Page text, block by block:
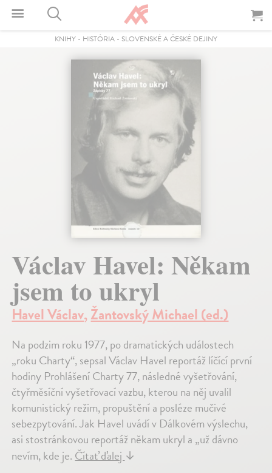
KNIHY - HISTÓRIA - SLOVENSKÉ A ČESKÉ DEJINY
Václav Havel: Někam
jsem to ukryl
Havel Václav,Žantovský Michael (ed.)
Na podzim roku 1977, po dramatických událostech
„roku Charty“, sepsal Václav Havel reportáž líčící první
hodiny Prohlášení Charty 77, následné vyšetřování,
čtyřměsíční vyšetřovací vazbu, kterou na něj uvalil
komunistický režim, propuštění a posléze mučivé
sebezpytování. Jak Havel uvádí v Dálkovém výslechu,
asi stostránkovou reportáž někam ukryl a „už dávno
nevím, kde je.Čítať ďalej↓